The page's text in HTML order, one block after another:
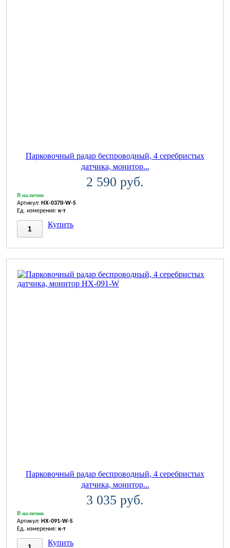
Парковочный радар беспроводный, 4 серебристых
датчика, монитор...
2 590 руб.
В наличии
Артикул: HX-037II-W-S
Ед. измерения: к-т
Купить
Парковочный радар беспроводный, 4 серебристых
датчика, монитор...
3 035 руб.
В наличии
Артикул: HX-091-W-S
Ед. измерения: к-т
Купить